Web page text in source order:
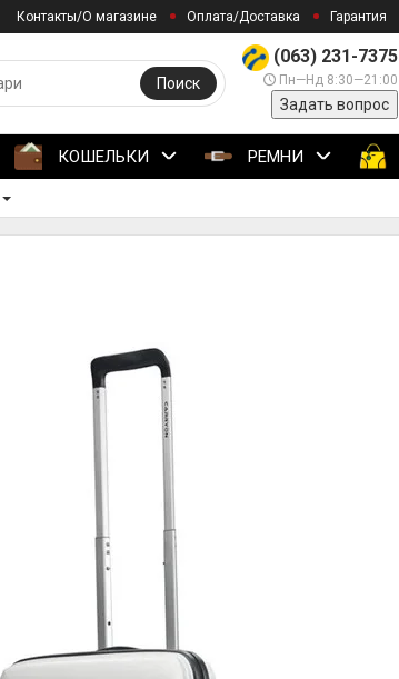
Контакты/О магазине Оплата/Доставка Гарантия
(063) 231-7375
Пн—Нд 8:30—21:00
Задать вопрос
Поиск
КОШЕЛЬКИ РЕМНИ